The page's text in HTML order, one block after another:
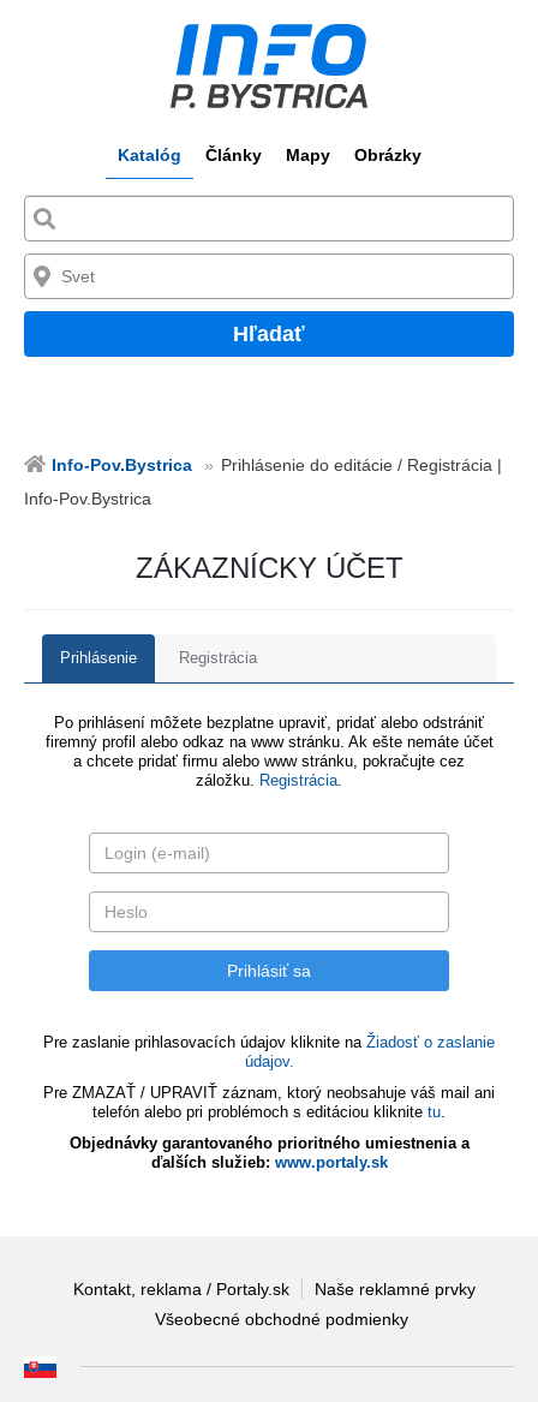
Katalóg Články Mapy Obrázky
Hľadať
Info-Pov.Bystrica
Prihlásenie do editácie / Registrácia |
Info-Pov.Bystrica
ZÁKAZNÍCKY ÚČET
Prihlásenie Registrácia
Po prihlásení môžete bezplatne upraviť, pridať alebo odstrániť
firemný profil alebo odkaz na www stránku. Ak ešte nemáte účet
a chcete pridať firmu alebo www stránku, pokračujte cez
záložku. Registrácia.
Pre zaslanie prihlasovacích údajov kliknite na Žiadosť o zaslanie
údajov.
Pre ZMAZAŤ / UPRAVIŤ záznam, ktorý neobsahuje váš mail ani
telefón alebo pri problémoch s editáciou kliknite tu.
Objednávky garantovaného prioritného umiestnenia a
ďalších služieb: www.portaly.sk
Kontakt, reklama / Portaly.sk
Naše reklamné prvky
Všeobecné obchodné podmienky